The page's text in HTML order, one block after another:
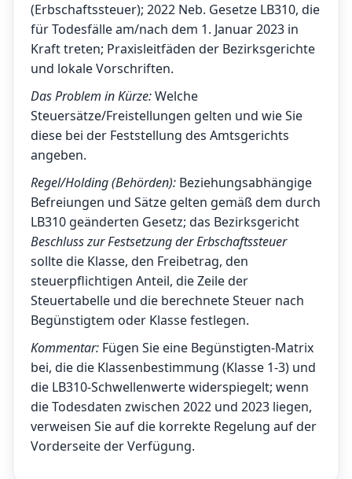
(Erbschaftssteuer); 2022 Neb. Gesetze LB310, die
für Todesfälle am/nach dem 1. Januar 2023 in
Kraft treten; Praxisleitfäden der Bezirksgerichte
und lokale Vorschriften.
Das Problem in Kürze:Welche
Steuersätze/Freistellungen gelten und wie Sie
diese bei der Feststellung des Amtsgerichts
angeben.
Regel/Holding (Behörden): Beziehungsabhängige
Befreiungen und Sätze gelten gemäß dem durch
LB310 geänderten Gesetz; das Bezirksgericht
Beschluss zur Festsetzung der Erbschaftssteuer
sollte die Klasse, den Freibetrag, den
steuerpflichtigen Anteil, die Zeile der
Steuertabelle und die berechnete Steuer nach
Begünstigtem oder Klasse festlegen.
Kommentar: Fügen Sie eine Begünstigten-Matrix
bei, die die Klassenbestimmung (Klasse 1-3) und
die LB310-Schwellenwerte widerspiegelt; wenn
die Todesdaten zwischen 2022 und 2023 liegen,
verweisen Sie auf die korrekte Regelung auf der
Vorderseite der Verfügung.